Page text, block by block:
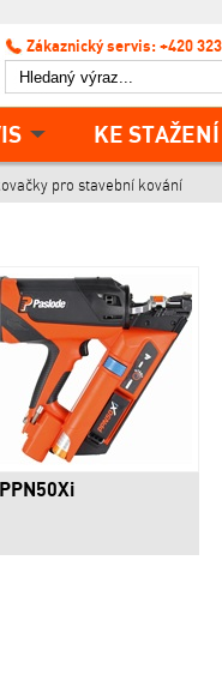
KE STAŽENÍ
Zákaznický servis: +420
pro stavební kování
PPN50Xi